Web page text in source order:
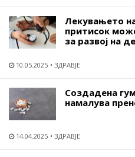
Лекувањето
притисок
за развој на
10.05.2025 ЗДРАВЈЕ
Создадена
намалува
14.04.2025 ЗДРАВЈЕ